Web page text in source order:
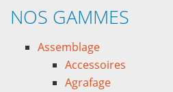
NOS GAMMES
Assemblage
Accessoires
Agrafage